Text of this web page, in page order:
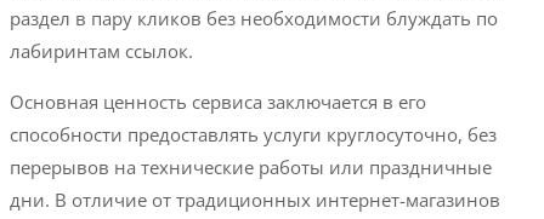
раздел в пару кликов без необходимости блуждать по
лабиринтам ссылок.
Основная ценность сервиса заключается в его
способности предоставлять услуги круглосуточно, без
перерывов на технические работы или праздничные
дни. В отличие от традиционных интернет-магазинов